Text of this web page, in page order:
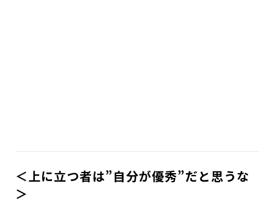
＜上に立つ者は”自分が優秀”だと思うな
＞